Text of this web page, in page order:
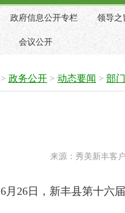
政府信息公开专栏 领导之
会议公开
> 政务公开 > 动态要闻 > 部
来源：秀美新丰客
6月 26 日，新丰县第十六